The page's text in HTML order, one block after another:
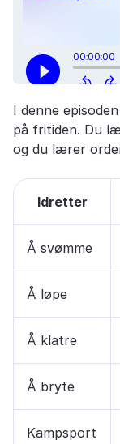
I denne
på fritiden. Du
og du lærer
Idretter
Å svømme
Å løpe
Å klatre
Å bryte
Kampsport